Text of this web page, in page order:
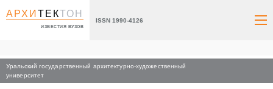
АРХИТЕКТОН
ИЗВЕСТИЯ ВУЗОВ
ISSN 1990-4126
Уральский государственный архитектурно-художественный
университет
Главная